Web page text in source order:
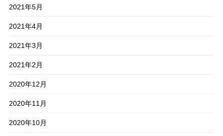
2021年5月
2021年4月
2021年3月
2021年2月
2020年12月
2020年11月
2020年10月